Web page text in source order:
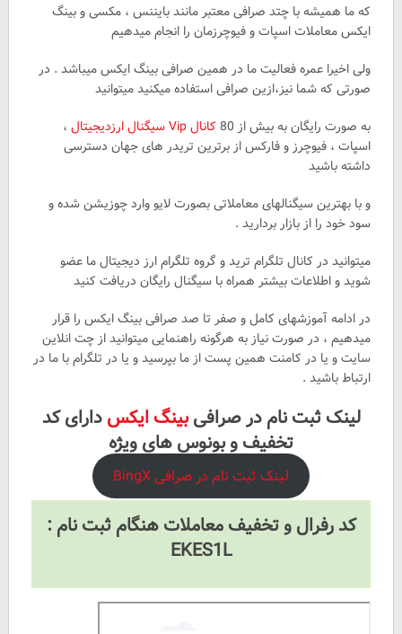
که ما همیشه با چتد صرافی معتبر مانند بایننس ، مکسی و بینگ
ایکس معاملات اسپات و فیوچرزمان را انجام میدهیم
ولی اخیرا عمره فعالیت ما در همین صرافی بینگ ایکس میباشد . در
صورتی که شما نیز،ازین صرافی استفاده میکنید میتوانید
به صورت رایگان به بیش از 80
کانال Vip سیگنال ارزدیجیتال
،
اسپات ، فیوچرز و فارکس از برترین تریدر های جهان دسترسی
داشته باشید
و با بهترین سیگنالهای معاملاتی بصورت لایو وارد چوزیشن شده و
سود خود را از بازار بردارید .
میتوانید در کانال تلگرام ترید و گروه تلگرام ارز دیجیتال ما عضو
شوید و اطلاعات بیشتر همراه با سیگنال رایگان دریافت کنید ‌
در ادامه آموزشهای کامل و صفر تا صد صرافی بینگ ایکس را قرار
میدهیم ، در صورت نیاز به هرگونه راهنمایی میتوانید از چت انلاین
سایت و یا در کامنت همین پست از ما بپرسید و یا در تلگرام با ما در
ارتباط باشید .
لینک ثبت نام در صرافیبینگ ایکسدارای کد
تخفیف و بونوس های ویژه
لینک ثبت نام در صرافی BingX
کد رفرال و تخفیف معاملات هنگام ثبت نام :
EKES1L